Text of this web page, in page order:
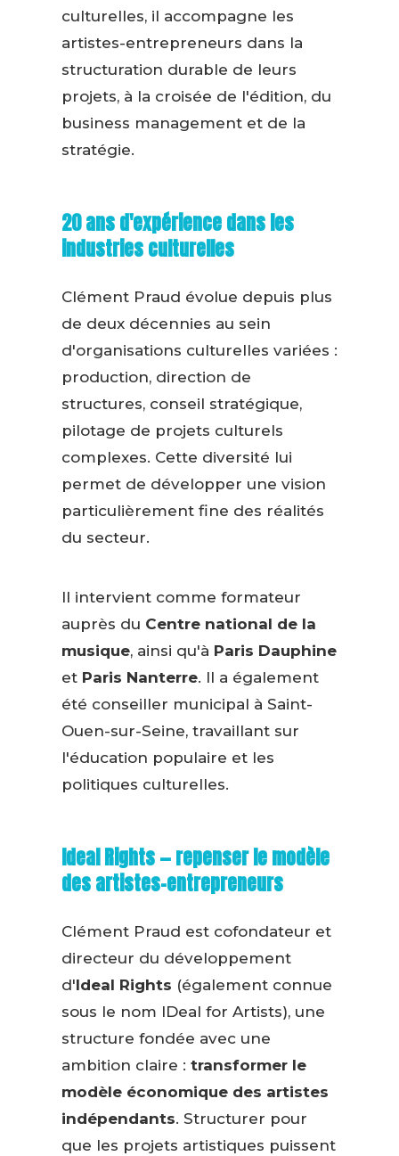
culturelles, il accompagne les
artistes-entrepreneurs dans la
structuration durable de leurs
projets, à la croisée de l'édition, du
business management et de la
stratégie.
20 ans d'expérience dans les
industries culturelles
Clément Praud évolue depuis plus
de deux décennies au sein
d'organisations culturelles variées :
production, direction de
structures, conseil stratégique,
pilotage de projets culturels
complexes. Cette diversité lui
permet de développer une vision
particulièrement fine des réalités
du secteur.
Il intervient comme formateur
auprès du Centre national de la
musique, ainsi qu'à Paris Dauphine
et Paris Nanterre. Il a également
été conseiller municipal à Saint-
Ouen-sur-Seine, travaillant sur
l'éducation populaire et les
politiques culturelles.
Ideal Rights — repenser le modèle
des artistes-entrepreneurs
Clément Praud est cofondateur et
directeur du développement
d'Ideal Rights (également connue
sous le nom IDeal for Artists), une
structure fondée avec une
ambition claire : transformer le
modèle économique des artistes
indépendants. Structurer pour
que les projets artistiques puissent